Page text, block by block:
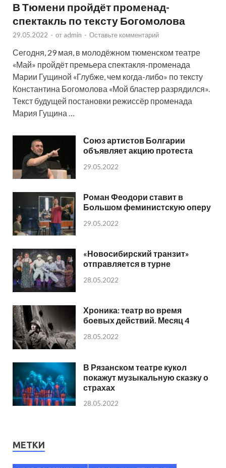
В Тюмени пройдёт променад-
спектакль по тексту Богомолова
29.05.2022 - от admin - Оставьте комментарий
Сегодня, 29 мая, в молодёжном тюменском театре
«Май» пройдёт премьера спектакля-променада
Марии Гущиной «Глубже, чем когда-либо» по тексту
Константина Богомолова «Мой бластер разрядился».
Текст будущей постановки режиссёр променада
Мария Гущина …
Союз артистов Болгарии
объявляет акцию протеста
29.05.2022
Роман Феодори ставит в
Большом феминистскую оперу
29.05.2022
«Новосибирский транзит»
отправляется в турне
28.05.2022
Хроника: театр во время
боевых действий. Месяц 4
28.05.2022
В Рязанском театре кукол
покажут музыкальную сказку о
страхах
28.05.2022
МЕТКИ